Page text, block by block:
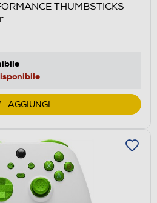
THUMBSTICKS -
AGGIUNGI